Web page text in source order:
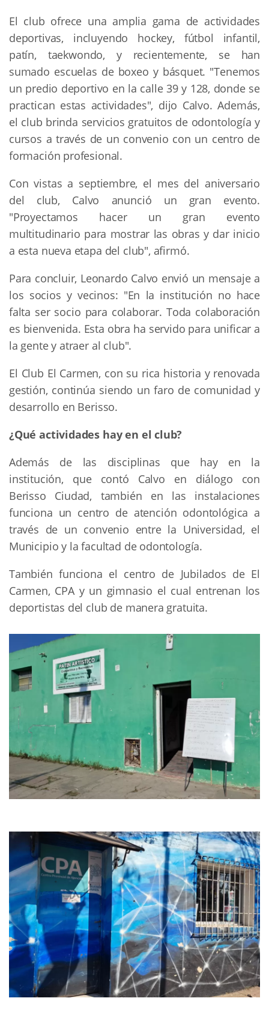
El club ofrece una amplia gama de actividades
deportivas, incluyendo hockey, fútbol infantil,
patín, taekwondo, y recientemente, se han
sumado escuelas de boxeo y básquet. "Tenemos
un predio deportivo en la calle 39 y 128, donde se
practican estas actividades", dijo Calvo. Además,
el club brinda servicios gratuitos de odontología y
cursos a través de un convenio con un centro de
formación profesional.
Con vistas a septiembre, el mes del aniversario
del club, Calvo anunció un gran evento.
"Proyectamos hacer un gran evento
multitudinario para mostrar las obras y dar inicio
a esta nueva etapa del club", afirmó.
Para concluir, Leonardo Calvo envió un mensaje a
los socios y vecinos: "En la institución no hace
falta ser socio para colaborar. Toda colaboración
es bienvenida. Esta obra ha servido para unificar a
la gente y atraer al club".
El Club El Carmen, con su rica historia y renovada
gestión, continúa siendo un faro de comunidad y
desarrollo en Berisso.
¿Qué actividades hay en el club?
Además de las disciplinas que hay en la
institución, que contó Calvo en diálogo con
Berisso Ciudad, también en las instalaciones
funciona un centro de atención odontológica a
través de un convenio entre la Universidad, el
Municipio y la facultad de odontología.
También funciona el centro de Jubilados de El
Carmen, CPA y un gimnasio el cual entrenan los
deportistas del club de manera gratuita.